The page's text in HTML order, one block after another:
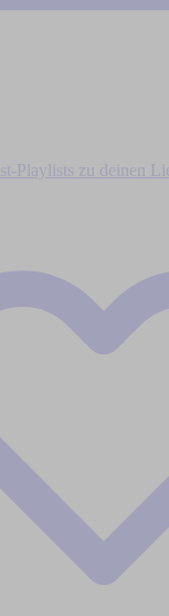
Playlists zu deinen